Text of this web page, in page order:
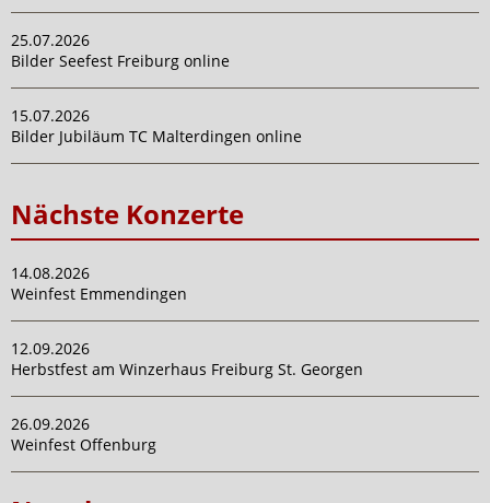
25.07.2026
Bilder Seefest Freiburg online
15.07.2026
Bilder Jubiläum TC Malterdingen online
Nächste Konzerte
14.08.2026
Weinfest Emmendingen
12.09.2026
Herbstfest am Winzerhaus Freiburg St. Georgen
26.09.2026
Weinfest Offenburg